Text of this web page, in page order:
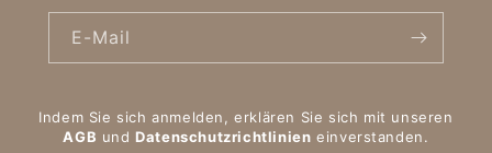
E-Mail
Indem Sie sich anmelden, erklären Sie sich mit unseren
AGB undDatenschutzrichtlinien einverstanden.